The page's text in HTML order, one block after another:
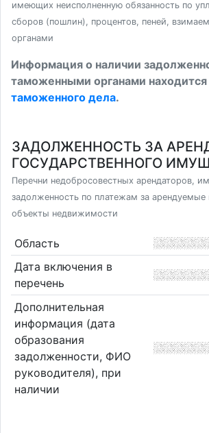
имеющих неисполненную обязанность по
сборов (пошлин), процентов, пеней,
органами
Информация о наличии
таможенными органами находится
таможенного дела.
ЗАДОЛЖЕННОСТЬ ЗА
ГОСУДАРСТВЕННОГО
Перечни недобросовестных арендаторов,
задолженность по платежам за арендуемые
объекты недвижимости
Область
Дата включения в
перечень
Дополнительная
информация (дата
образования
задолженности, ФИО
руководителя), при
наличии